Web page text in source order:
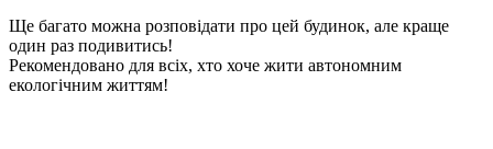
Ще багато можна розповідати про цей будинок, але краще
один раз подивитись!
Рекомендовано для всіх, хто хоче жити автономним
екологічним життям!